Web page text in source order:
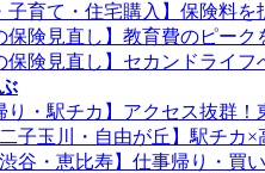
子育て・住宅購入】保険料
保険見直し】教育費のピー
保険見直し】セカンドライ
り・駅チカ】アクセス抜群
二子玉川・自由が丘】駅チカ
渋谷・恵比寿】仕事帰り・買